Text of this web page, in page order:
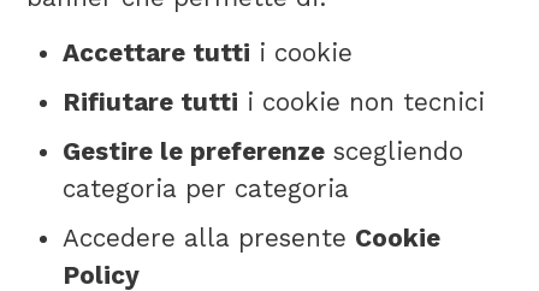
Accettare tutti i cookie
Rifiutare tutti i cookie non tecnici
Gestire le preferenze scegliendo
categoria per categoria
Accedere alla presente Cookie
Policy